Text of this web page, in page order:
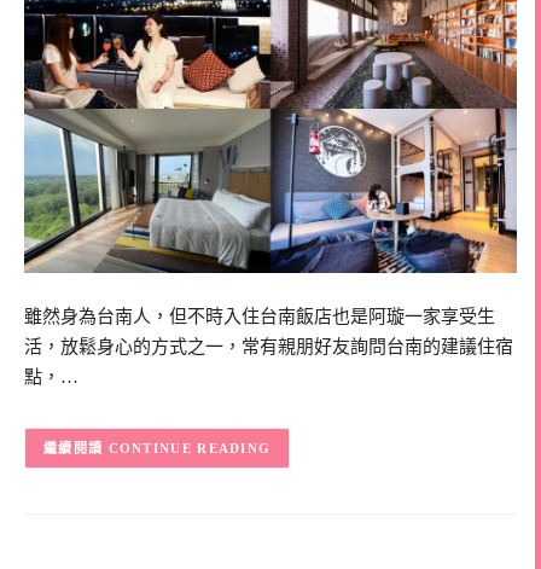
雖然身為台南人，但不時入住台南飯店也是阿璇一家享受生
活，放鬆身心的方式之一，常有親朋好友詢問台南的建議住宿
點，…
CONTINUE READING